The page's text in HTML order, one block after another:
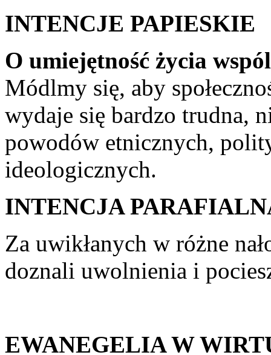
INTENCJE PAPIESKIE
O umiejętność życia
Módlmy się, aby
wydaje się bardzo trudna,
powodów etnicznych,
ideologicznych.
INTENCJA
Za uwikłanych w różne
doznali uwolnienia i
EWANEGELIA W